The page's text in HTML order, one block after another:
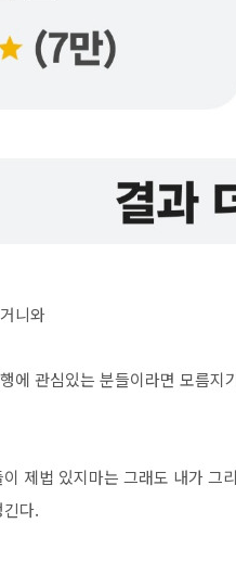
니와
에 관심있는 분들이라면 모름
제법 있지마는 그래도 내가 그
다.